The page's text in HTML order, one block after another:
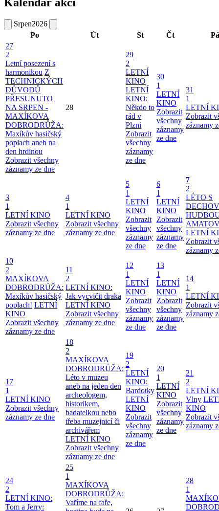
Kalendář akcí
Srpen2026
Po
Út St Čt
Pá
27
2
Letní posezení s
harmonikou Z
TECHNICKÝCH
DŮVODŮ
PŘESUNUTO
NA SRPEN -
MAXÍKOVA
DOBRODRŮŽA:
Maxíkův hasičský
poplach aneb na
den hrdinou
Zobrazit všechny
záznamy ze dne
28
29
2
LETNÍ
KINO
LETNÍ
KINO:
Někdo to
rád v
Plzni
Zobrazit
všechny
záznamy
ze dne
30
1
LETNÍ
KINO
Zobrazit
všechny
záznamy
ze dne
31
1
LETNÍ
Zobrazit
záznamy
3
1
LETNÍ KINO
Zobrazit všechny
záznamy ze dne
4
1
LETNÍ KINO
Zobrazit všechny
záznamy ze dne
5
1
LETNÍ
KINO
Zobrazit
všechny
záznamy
ze dne
6
1
LETNÍ
KINO
Zobrazit
všechny
záznamy
ze dne
7
2
LÉTO S
LETNÍ
Zobrazit
záznamy
10
2
MAXÍKOVA
DOBRODRŮŽA:
Maxíkův hasičský
poplach! LETNÍ
KINO
Zobrazit všechny
záznamy ze dne
11
2
LETNÍ KINO:
Jak vycvičit draka
LETNÍ KINO
Zobrazit všechny
záznamy ze dne
12
1
LETNÍ
KINO
Zobrazit
všechny
záznamy
ze dne
13
1
LETNÍ
KINO
Zobrazit
všechny
záznamy
ze dne
14
1
LETNÍ
Zobrazit
záznamy
17
1
LETNÍ KINO
Zobrazit všechny
záznamy ze dne
18
2
MAXÍKOVA
DOBRODRŮŽA:
Léto v muzeu
aneb na jeden den
archeologem,
historikem,
badatelkou nebo
třeba muzejnicí či
archivářem
LETNÍ KINO
Zobrazit všechny
záznamy ze dne
19
2
LETNÍ
KINO:
Bardotky
LETNÍ
KINO
Zobrazit
všechny
záznamy
ze dne
20
1
LETNÍ
KINO
Zobrazit
všechny
záznamy
ze dne
21
2
LETNÍ
Vlny
KINO
Zobrazit
záznamy
24
2
LETNÍ KINO:
Tom a Jerry:
25
1
MAXÍKOVA
DOBRODRŮŽA:
Vaříme na faře,
28
1